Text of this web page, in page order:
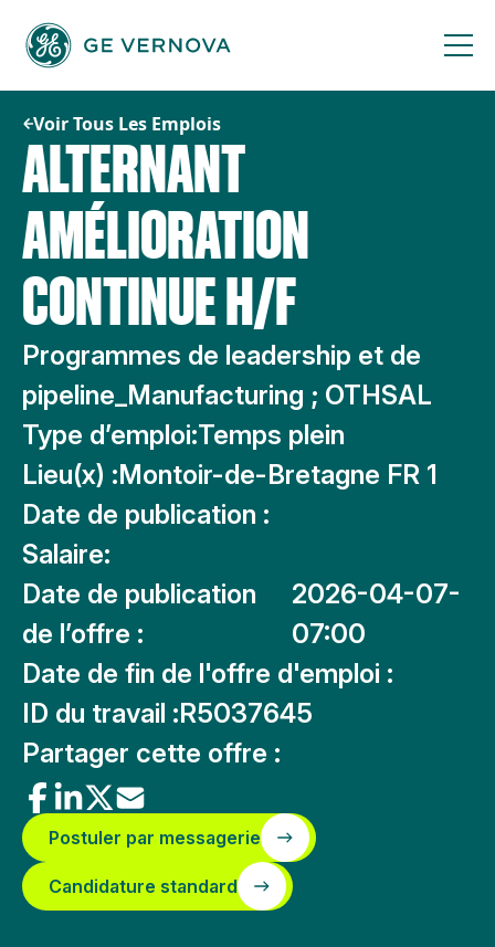
contenu
Voir Tous Les Emplois
ALTERNANT
AMÉLIORATION
CONTINUE H/F
Programmes de leadership et de
pipeline_Manufacturing ; OTHSAL
Type d’emploi:Temps plein
Lieu(x) :Montoir-de-Bretagne FR 1
Date de publication :
Salaire:
Date de publication
de l’offre :
2026-04-07-
07:00
Date de fin de l'offre d'emploi :
ID du travail :R5037645
Partager cette offre :
Postuler par messagerie
Candidature standard